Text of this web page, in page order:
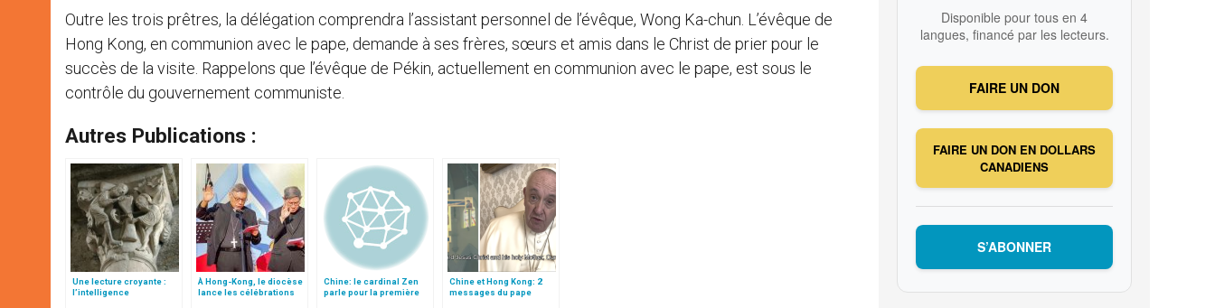
Outre les trois prêtres, la délégation comprendra l’assistant personnel de l’évêque, Wong Ka-chun. L’évêque de
Hong Kong, en communion avec le pape, demande à ses frères, sœurs et amis dans le Christ de prier pour le
succès de la visite. Rappelons que l’évêque de Pékin, actuellement en communion avec le pape, est sous le
contrôle du gouvernement communiste.
Autres Publications :
Une lecture croyante :
l’intelligence
À Hong-Kong, le diocèse
lance les célébrations
Chine: le cardinal Zen
parle pour la première
Chine et Hong Kong: 2
messages du pape
Disponible pour tous en 4
langues, financé par les lecteurs.
FAIRE UN DON
FAIRE UN DON EN DOLLARS
CANADIENS
S’ABONNER